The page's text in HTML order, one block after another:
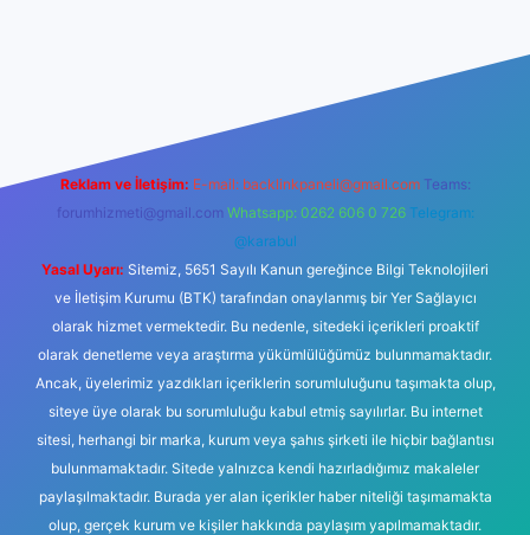
Reklam ve İletişim: E-mail: backlinkpaneli@gmail.com Teams:
forumhizmeti@gmail.com Whatsapp: 0262 606 0 726 Telegram:
@karabul
Yasal Uyarı: Sitemiz, 5651 Sayılı Kanun gereğince Bilgi Teknolojileri
ve İletişim Kurumu (BTK) tarafından onaylanmış bir Yer Sağlayıcı
olarak hizmet vermektedir. Bu nedenle, sitedeki içerikleri proaktif
olarak denetleme veya araştırma yükümlülüğümüz bulunmamaktadır.
Ancak, üyelerimiz yazdıkları içeriklerin sorumluluğunu taşımakta olup,
siteye üye olarak bu sorumluluğu kabul etmiş sayılırlar. Bu internet
sitesi, herhangi bir marka, kurum veya şahıs şirketi ile hiçbir bağlantısı
bulunmamaktadır. Sitede yalnızca kendi hazırladığımız makaleler
paylaşılmaktadır. Burada yer alan içerikler haber niteliği taşımamakta
olup, gerçek kurum ve kişiler hakkında paylaşım yapılmamaktadır.